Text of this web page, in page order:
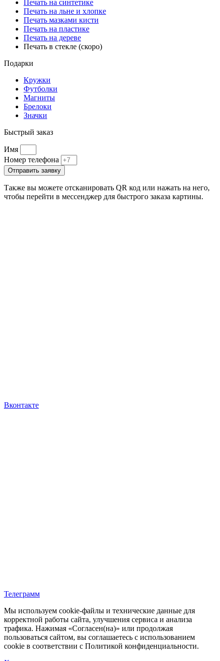
Печать на синтетике
Печать на льне и хлопке
Печать мазками кисти
Печать на пластике
Печать на дереве
Печать в стекле (скоро)
Подарки
Кружки
Футболки
Магниты
Брелоки
Значки
Быстрый заказ
Имя
Номер телефона
Отправить заявку
Также вы можете отсканировать QR код или нажать на него,
чтобы перейти в мессенджер для быстрого заказа картины.
Вконтакте
Телеграмм
Мы используем cookie‑файлы и технические данные для
корректной работы сайта, улучшения сервиса и анализа
трафика. Нажимая «Согласен(на)» или продолжая
пользоваться сайтом, вы соглашаетесь с использованием
cookie в соответствии с Политикой конфиденциальности.